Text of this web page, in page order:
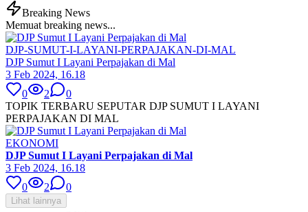
Breaking News
Memuat breaking news...
DJP-SUMUT-I-LAYANI-PERPAJAKAN-DI-MAL
DJP Sumut I Layani Perpajakan di Mal
3 Feb 2024, 16.18
0
2
0
TOPIK TERBARU SEPUTAR DJP SUMUT I LAYANI
PERPAJAKAN DI MAL
EKONOMI
DJP Sumut I Layani Perpajakan di Mal
3 Feb 2024, 16.18
0
2 0
Lihat lainnya